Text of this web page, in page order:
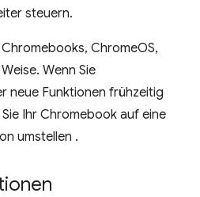
steuern.
ChromeOS,
Wenn Sie
neue Funktionen frühzeitig
Ihr Chromebook auf eine
umstellen .